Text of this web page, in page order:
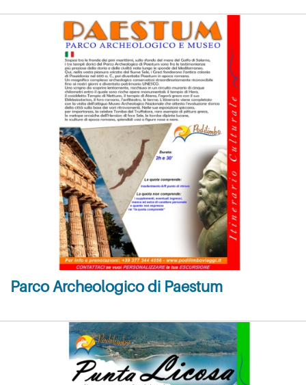
Parco Archeologico di Paestum